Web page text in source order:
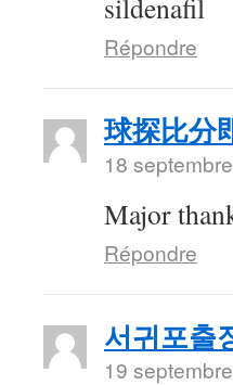
sildenafil
Répondre
球探比分
18
Major
Répondre
서귀포출
19